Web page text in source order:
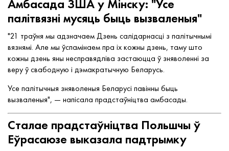
Амбасада ЗША у Мінску: "Усе
палітвязні мусяць быць вызваленыя"
"21 траўня мы адзначаем Дзень салідарнасці з палітычнымі
вязнямі. Але мы ўспамінаем пра іх кожны дзень, таму што
кожны дзень яны несправядліва застаюцца ў зняволенні за
веру ў свабодную і дэмакратычную Беларусь.
Усе палітычныя зняволеныя Беларусі павінны быць
вызваленыя", — напісала прадстаўніцтва амбасады.
Сталае прадстаўніцтва Польшчы ў
Еўрасаюзе выказала падтрымку